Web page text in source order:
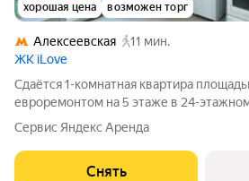
хорошая цена возможен торг
Алексеевская
11 мин.
ЖК iLove
Сдаётся 1-комнатная квартира
евроремонтом на 5 этаже в 24-этажном
месяцев. Из техники есть: Духовой шкаф Стиральная машина
Холодильник Микроволновка Дом - монолитный, окна выходят
во двор. В подъезде 4 лифта
Сервис Яндекс Аренда
Снять